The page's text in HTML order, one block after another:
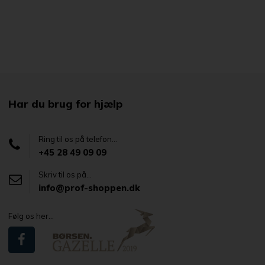
Har du brug for hjælp
Ring til os på telefon...
+45 28 49 09 09
Skriv til os på...
info@prof-shoppen.dk
Følg os her...